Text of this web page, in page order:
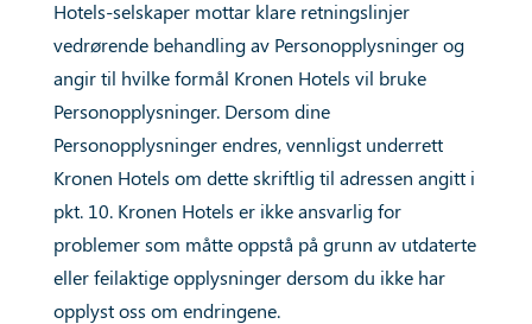
Hotels-selskaper mottar klare retningslinjer
vedrørende behandling av Personopplysninger og
angir til hvilke formål Kronen Hotels vil bruke
Personopplysninger. Dersom dine
Personopplysninger endres, vennligst underrett
Kronen Hotels om dette skriftlig til adressen angitt i
pkt. 10. Kronen Hotels er ikke ansvarlig for
problemer som måtte oppstå på grunn av utdaterte
eller feilaktige opplysninger dersom du ikke har
opplyst oss om endringene.